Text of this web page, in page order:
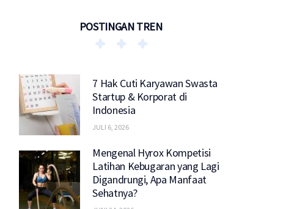
POSTINGAN TREN
7 Hak Cuti Karyawan Swasta
Startup & Korporat di
Indonesia
JULI 6, 2026
Mengenal Hyrox Kompetisi
Latihan Kebugaran yang Lagi
Digandrungi, Apa Manfaat
Sehatnya?